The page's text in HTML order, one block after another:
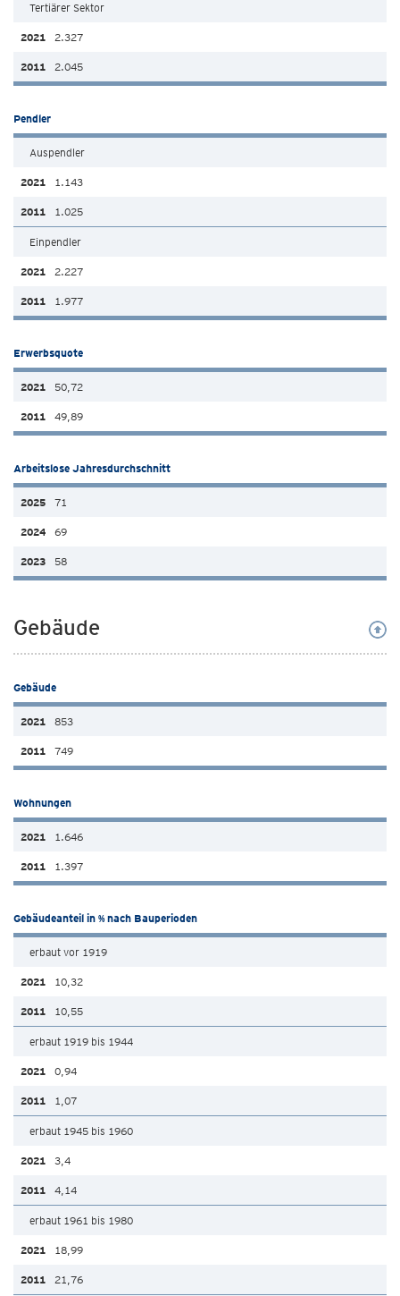
Tertiärer Sektor
2.327
2.045
Pendler
Auspendler
1.143
1.025
Einpendler
2.227
1.977
Erwerbsquote
50,72
49,89
Arbeitslose Jahresdurchschnitt
71
69
58
Gebäude
Gebäude
853
749
Wohnungen
1.646
1.397
Gebäudeanteil in % nach Bauperioden
erbaut vor 1919
10,32
10,55
erbaut 1919 bis 1944
0,94
1,07
erbaut 1945 bis 1960
3,4
4,14
erbaut 1961 bis 1980
18,99
21,76